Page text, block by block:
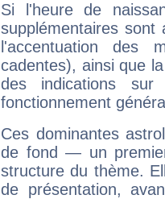
Si l'heure de
supplémentaires sont
l'accentuation des
cadentes), ainsi que
des indications sur
fonctionnement
Ces dominantes
de fond — un
structure du thème.
de présentation,